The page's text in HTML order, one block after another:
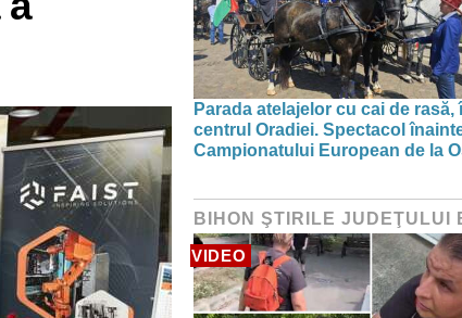
Parada atelajelor cu cai de rasă,
centrul Oradiei. Spectacol
Campionatului European de la
BIHON ŞTIRILE JUDEŢULUI
VIDEO